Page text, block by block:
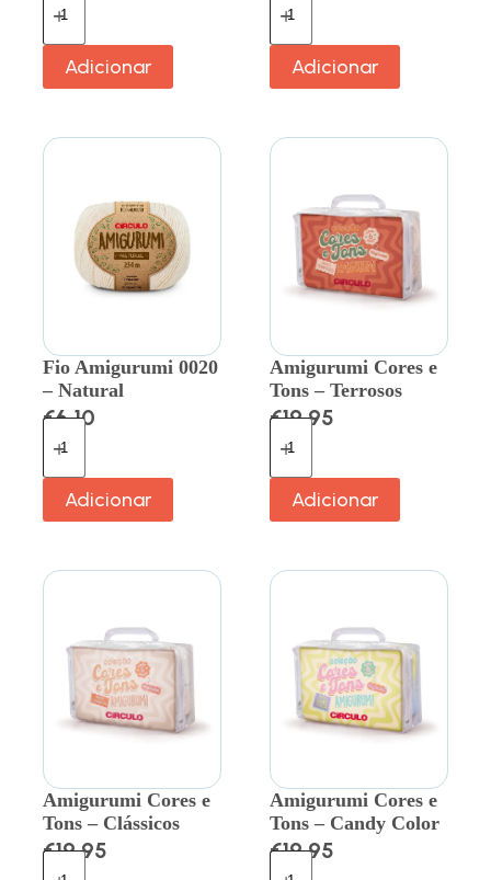
Adicionar Adicionar
Fio Amigurumi 0020
– Natural
€6.10
Adicionar
Amigurumi Cores e
Tons – Terrosos
€19.95
Adicionar
Amigurumi Cores e
Tons – Clássicos
€19.95
Amigurumi Cores e
Tons – Candy Color
€19.95